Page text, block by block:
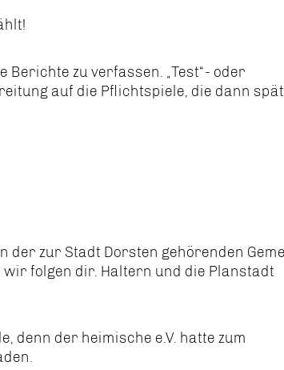
zu verfassen. „Test“- oder
auf die Pflichtspiele, die dann
der zur Stadt Dorsten gehörenden
folgen dir. Haltern und die Planstadt
denn der heimische e.V. hatte zum